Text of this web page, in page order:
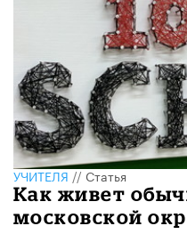
УЧИТЕЛЯ//Статья
Как живет
московской